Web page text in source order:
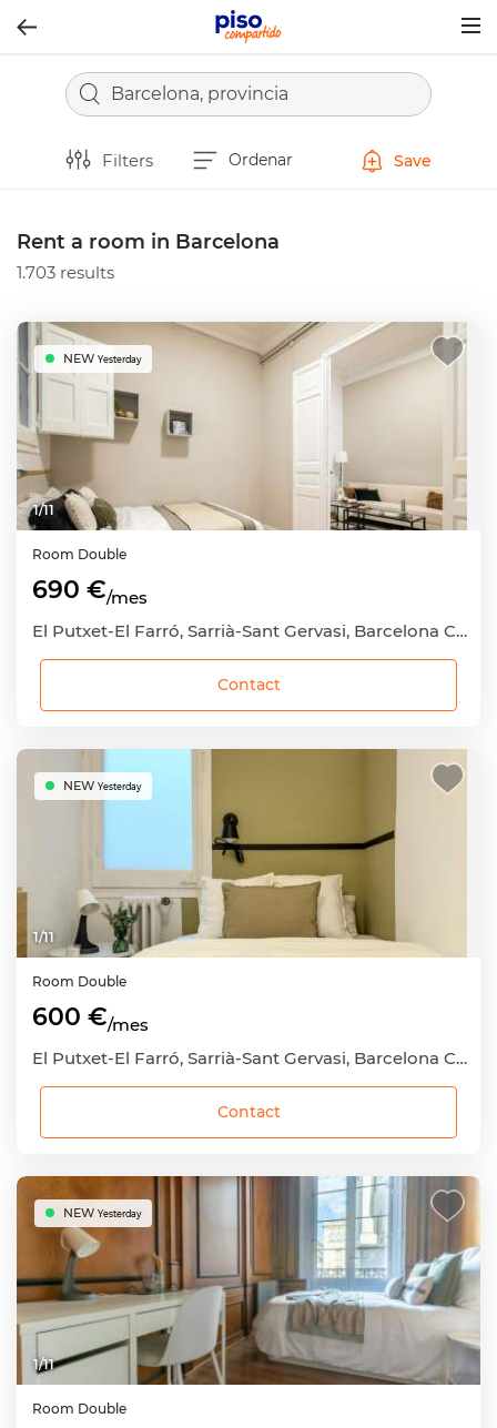
Barcelona, provincia
Filters Ordenar Save
Rent a room in Barcelona
1.703 results
1/11
NEW Yesterday
Room Double
690 €/mes
El Putxet-El Farró, Sarrià-Sant Gervasi, Barcelona Capital, Barcelona
Contact
1/11
NEW Yesterday
Room Double
600 €/mes
El Putxet-El Farró, Sarrià-Sant Gervasi, Barcelona Capital, Barcelona
Contact
1/11
NEW Yesterday
Room Double